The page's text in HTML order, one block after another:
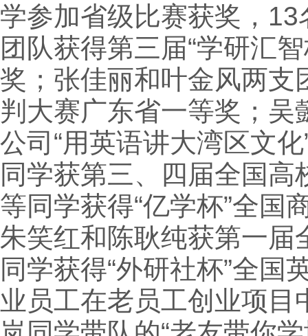
学参加省级比赛获奖，
团队获得第三届“学研汇
奖；张佳丽和叶金风两支
判大赛广东省一等奖；吴
公司“用英语讲大湾区文
同学获第三、四届全国
等同学获得“亿学杯”全国
朱笑红和陈耿纯获第一届
同学获得“外研社杯”全
业员工在老员工创业项